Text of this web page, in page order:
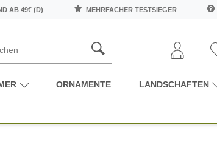
AB 49€ (D) MEHRFACHER TESTSIEGER
ORNAMENTE LANDSCHAFTEN